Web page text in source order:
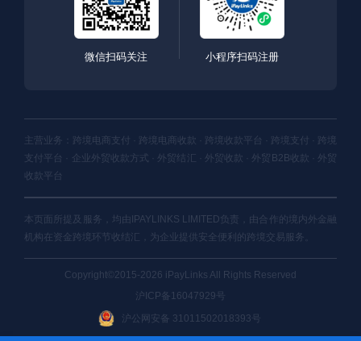
微信扫码关注 小程序扫码注册
主营业务：跨境电商支付 · 跨境电商收款 · 跨境收款平台 · 跨境支付 · 跨境
支付平台 · 企业外贸收款方式 · 外贸结汇 · 外贸收款 · 外贸B2B收款 · 外贸
收款平台
本页面所提及服务，均由IPAYLINKS LIMITED负责，由合作的境内外金融
机构在资金跨境环节收结汇，为企业提供安全便利的跨境交易服务。
Copyright©2015-2026 iPayLinks All Rights Reserved
沪ICP备16047929号
沪公网安备 31011502018393号